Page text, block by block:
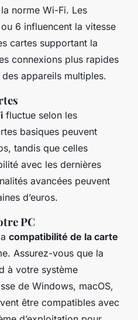
norme Wi-Fi. Les
6 influencent la vitesse
cartes supportant la
connexions plus rapides
appareils multiples.
fluctue selon les
basiques peuvent
tandis que celles
avec les dernières
avancées peuvent
d’euros.
PC
compatibilité de la carte
Assurez-vous que la
à votre système
de Windows, macOS,
être compatibles avec